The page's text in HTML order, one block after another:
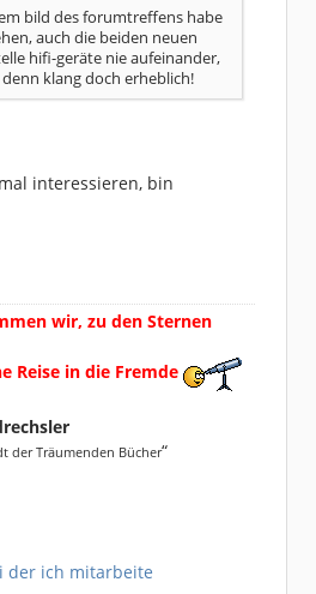
bild des forumtreffens habe
auch die beiden neuen
hifi-geräte nie aufeinander,
klang doch erheblich!
interessieren, bin
wir, zu den Sternen
Reise in die Fremde
der Träumenden Bücher“
der ich mitarbeite